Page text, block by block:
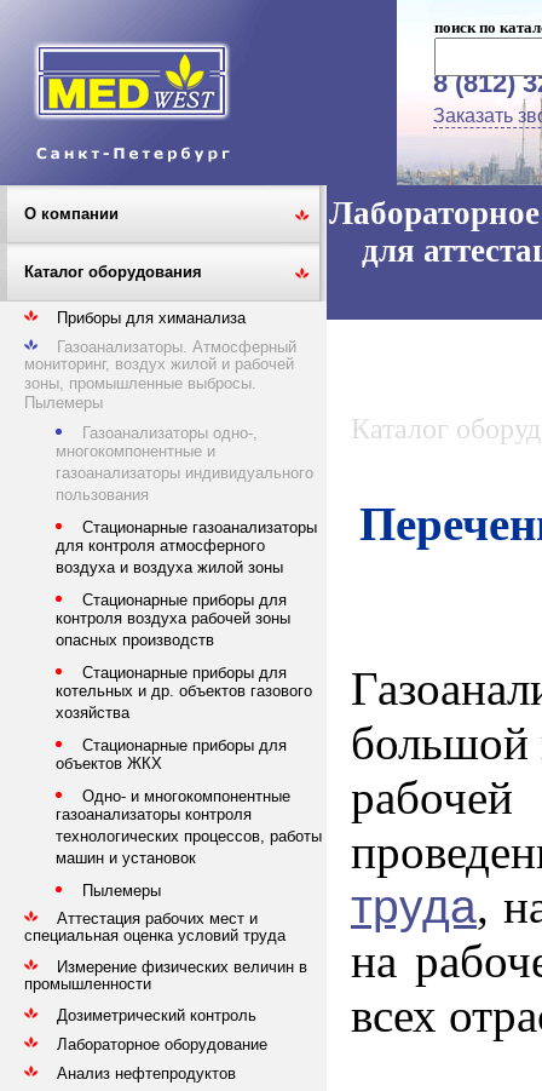
поиск по
8 (812)
Заказать
О компании
Каталог оборудования
Приборы для химанализа
Газоанализаторы. Атмосферный
мониторинг, воздух жилой и рабочей
зоны, промышленные выбросы.
Пылемеры
Газоанализаторы одно-,
многокомпонентные и
газоанализаторы индивидуального
пользования
Стационарные газоанализаторы
для контроля атмосферного
воздуха и воздуха жилой зоны
Стационарные приборы для
контроля воздуха рабочей зоны
опасных производств
Стационарные приборы для
котельных и др. объектов газового
хозяйства
Стационарные приборы для
объектов ЖКХ
Одно- и многокомпонентные
газоанализаторы контроля
технологических процессов, работы
машин и установок
Пылемеры
Аттестация рабочих мест и
специальная оценка условий труда
Измерение физических величин в
промышленности
Дозиметрический контроль
Лабораторное оборудование
Анализ нефтепродуктов
для
Каталог
большой
труда,
на
всех